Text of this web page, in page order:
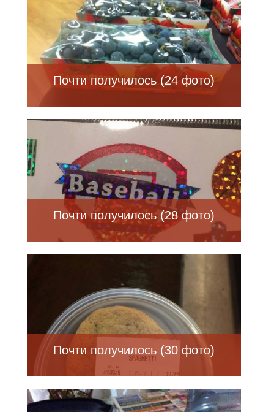
Почти получилось (24 фото)
Почти получилось (28 фото)
Почти получилось (30 фото)